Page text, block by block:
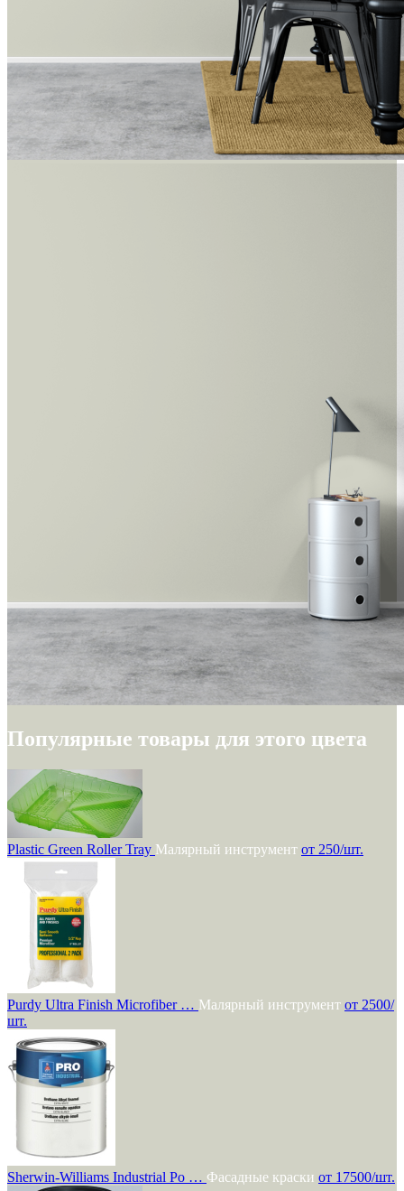
Популярные товары для этого цвета
Plastic Green Roller Tray Малярный инструмент от 250/шт.
Purdy Ultra Finish Microfiber … Малярный инструмент от 2500/
шт.
Sherwin-Williams Industrial Po … Фасадные краски от 17500/шт.